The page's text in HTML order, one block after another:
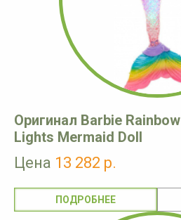
Оригинал Barbie Rainbow
Lights Mermaid Doll
Цена 13 282 р.
ПОДРОБНЕЕ